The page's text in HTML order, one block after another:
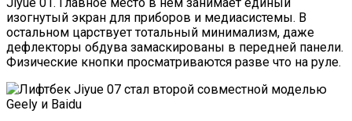
изогнутый экран для приборов и медиасистемы. В
остальном царствует тотальный минимализм, даже
дефлекторы обдува замаскированы в передней панели.
Физические кнопки просматриваются разве что на руле.